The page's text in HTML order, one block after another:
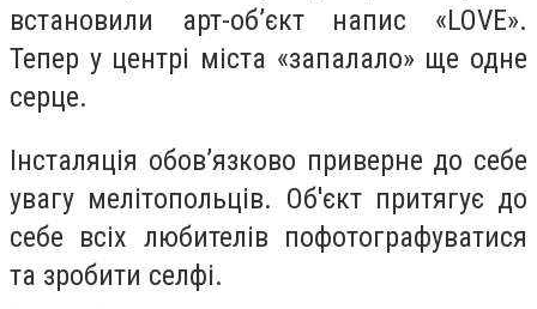
встановили арт-об’єкт напис «LOVE».
Тепер у центрі міста «запалало» ще одне
серце.
Інсталяція обов’язково приверне до себе
увагу мелітопольців. Об'єкт притягує до
себе всіх любителів пофотографуватися
та зробити селфі.